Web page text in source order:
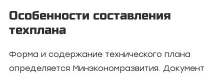
Особенности составления
техплана
Форма и содержание технического плана
определяется Минэкономразвития. Документ